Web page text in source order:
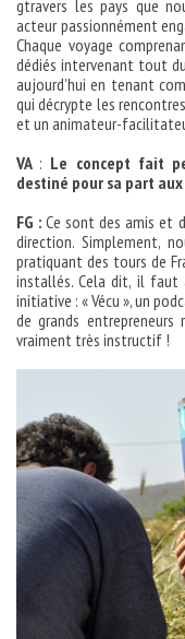
gtravers les pays que
acteur passionnément
Chaque voyage
dédiés intervenant tout
aujourd’hui en tenant
qui décrypte les
et un animateur-
VA : Le concept fait
destiné pour sa part
FG :Ce sont des amis et
direction. Simplement,
pratiquant des tours de
installés. Cela dit, il
initiative : « Vécu », un
de grands entrepreneurs
vraiment très instructif !